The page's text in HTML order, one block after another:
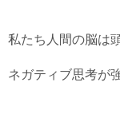
私たち人間の脳は
ネガティブ思考が